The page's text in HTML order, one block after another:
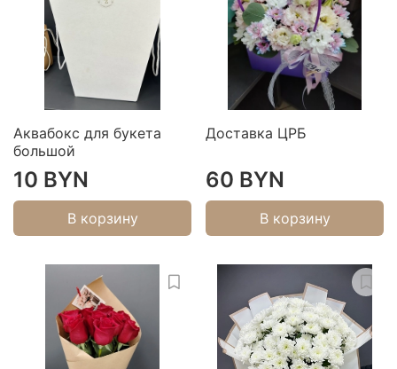
Аквабокс для букета
большой
10 BYN
В корзину
Доставка ЦРБ
60 BYN
В корзину